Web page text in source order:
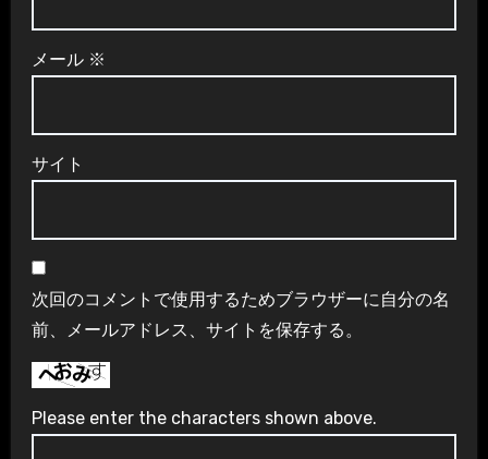
メール ※
サイト
次回のコメントで使用するためブラウザーに自分の名
前、メールアドレス、サイトを保存する。
Please enter the characters shown above.